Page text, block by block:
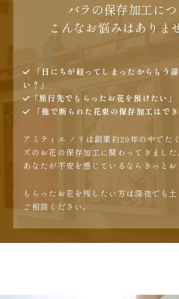
バラの保存加工に
こんなお悩みはありま
「日にちが経ってしまったからもう
い？」
「旅行先でもらったお花を預けたい」
「他で断られた花束の保存加工はでき
アミティエ ノリは創業約20年の中でた
ズのお花の保存加工に関わってきました
あなたが不安を感じているならきっとお
もらったお花を残したい方は深夜でも
ご相談ください。